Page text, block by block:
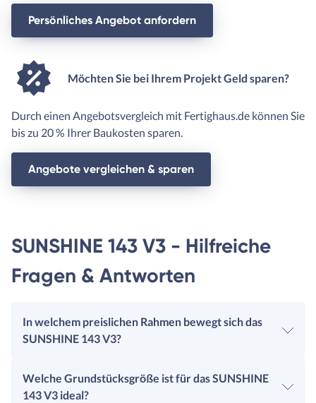
Persönliches Angebot anfordern
Möchten Sie bei Ihrem Projekt Geld sparen?
Durch einen Angebotsvergleich mit Fertighaus.de können Sie
bis zu 20 % Ihrer Baukosten sparen.
Angebote vergleichen & sparen
SUNSHINE 143 V3 - Hilfreiche
Fragen & Antworten
In welchem preislichen Rahmen bewegt sich das
SUNSHINE 143 V3?
Welche Grundstücksgröße ist für das SUNSHINE
143 V3 ideal?